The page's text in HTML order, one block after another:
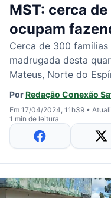
MST: cerca
ocupam
Cerca de 300
madrugada desta
Mateus, Norte do
PorRedação Conexão
Em 17/04/2024, 11h39 •
1 min de leitura